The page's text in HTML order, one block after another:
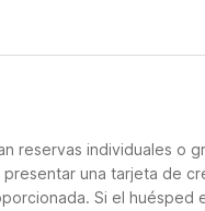
reservas individuales o
una tarjeta de
Si el